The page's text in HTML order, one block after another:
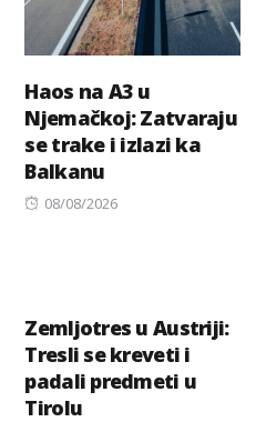
Haos na A3 u
Njemačkoj: Zatvaraju
se trake i izlazi ka
Balkanu
Posted
08/08/2026
Zemljotres u Austriji:
Tresli se kreveti i
padali predmeti u
Tirolu